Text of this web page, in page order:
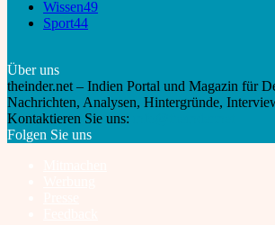
Wissen49
Sport44
Über uns
theinder.net – Indien Portal und Magazin für
Nachrichten, Analysen, Hintergründe,
Kontaktieren Sie uns:
Folgen Sie uns